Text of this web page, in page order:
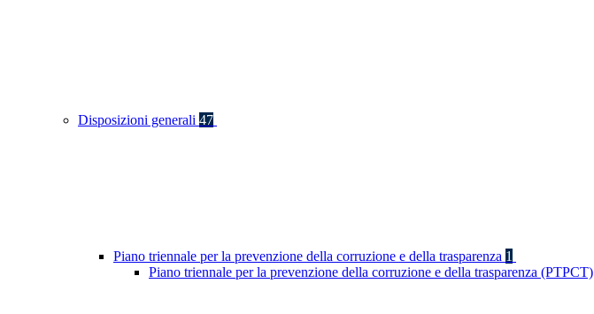
Disposizioni generali 47
Piano triennale per la prevenzione della corruzione e della trasparenza 1
Piano triennale per la prevenzione della corruzione e della trasparenza (PTPCT)